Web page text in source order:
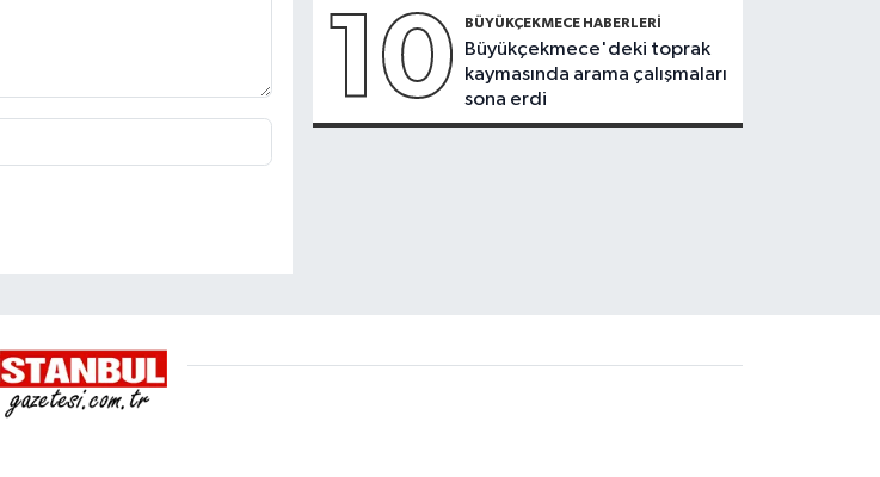
10 BÜYÜKÇEKMECE HABERLERI
Büyükçekmece'deki toprak
kaymasında arama çalışmaları
sona erdi